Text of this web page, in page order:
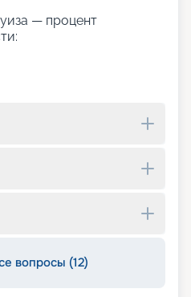
— процент
вопросы (12)